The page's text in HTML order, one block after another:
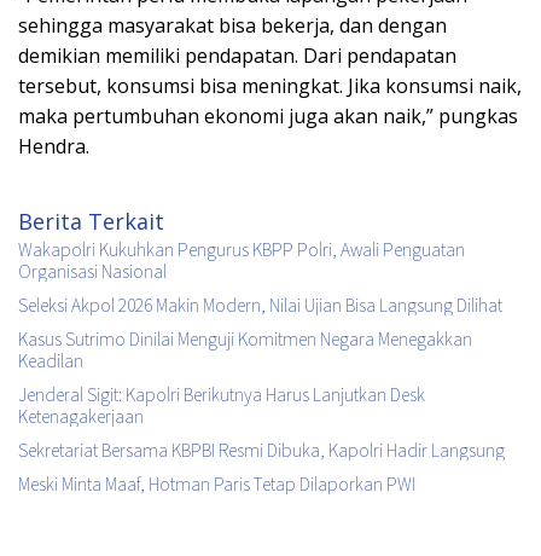
sehingga masyarakat bisa bekerja, dan dengan
demikian memiliki pendapatan. Dari pendapatan
tersebut, konsumsi bisa meningkat. Jika konsumsi naik,
maka pertumbuhan ekonomi juga akan naik,” pungkas
Hendra.
Berita Terkait
Wakapolri Kukuhkan Pengurus KBPP Polri, Awali Penguatan
Organisasi Nasional
Seleksi Akpol 2026 Makin Modern, Nilai Ujian Bisa Langsung Dilihat
Kasus Sutrimo Dinilai Menguji Komitmen Negara Menegakkan
Keadilan
Jenderal Sigit: Kapolri Berikutnya Harus Lanjutkan Desk
Ketenagakerjaan
Sekretariat Bersama KBPBI Resmi Dibuka, Kapolri Hadir Langsung
Meski Minta Maaf, Hotman Paris Tetap Dilaporkan PWI